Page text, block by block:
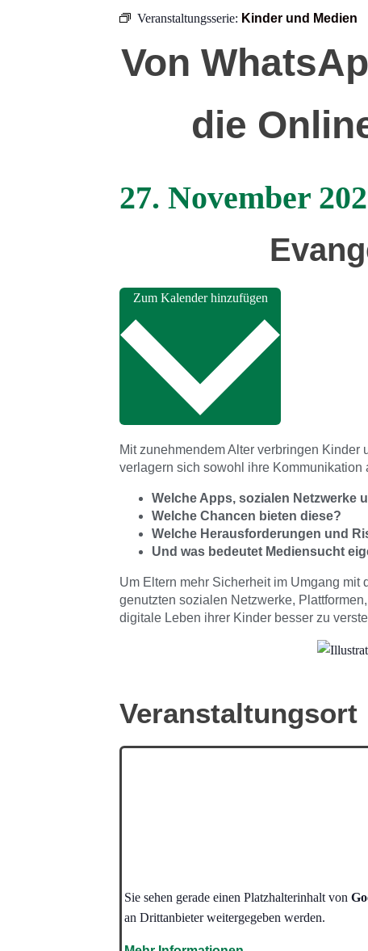
Veranstaltungsserie: Kinder und Medien
Von
die
27. November
Mit zunehmendem Alter verbringen
verlagern sich sowohl ihre
Welche Apps, sozialen Netzwerke
Welche Chancen bieten diese?
Welche Herausforderungen und
Und was bedeutet Mediensucht
Um Eltern mehr Sicherheit im Umgang
genutzten sozialen Netzwerke,
digitale Leben ihrer Kinder besser zu
Veranstaltungsort
Sie sehen gerade einen Platzhalterinhalt von
an Drittanbieter weitergegeben werden.